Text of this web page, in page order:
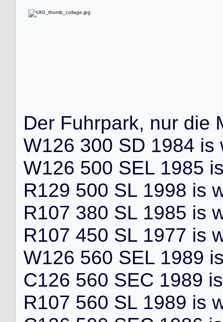
Der Fuhrpark, nur die
W126 300 SD 1984 is
W126 500 SEL 1985 i
R129 500 SL 1998 is
R107 380 SL 1985 is
R107 450 SL 1977 is
W126 560 SEL 1989 i
C126 560 SEC 1989 is
R107 560 SL 1989 is